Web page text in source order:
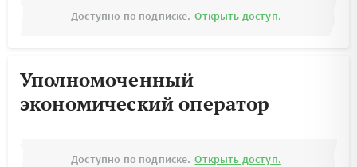
Доступно по подписке. Открыть доступ.
Уполномоченный
экономический оператор
Доступно по подписке. Открыть доступ.